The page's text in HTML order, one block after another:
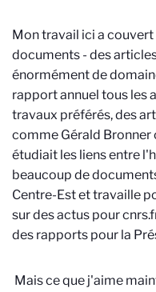
Mon travail ici a couvert
documents - des
énormément de
rapport annuel tous les
travaux préférés, des
comme Gérald Bronner
étudiait les liens entre
beaucoup de
Centre-Estet travaille
sur des actus pour
des rapports pour la
Mais ce que j'aime